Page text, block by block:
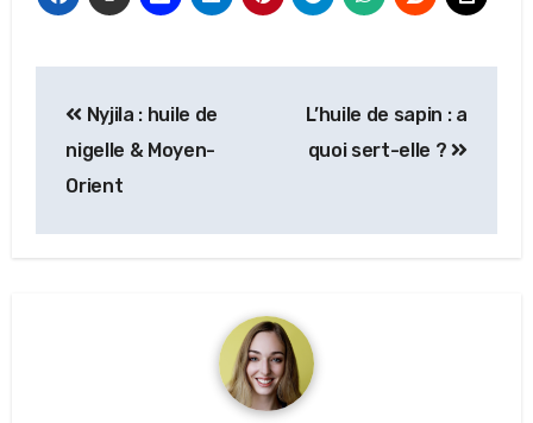
Nyjila : huile de
nigelle & Moyen-
Orient
L’huile de sapin : a
quoi sert-elle ?